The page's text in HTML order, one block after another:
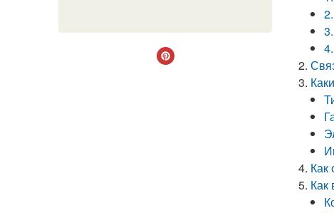
Как
Как